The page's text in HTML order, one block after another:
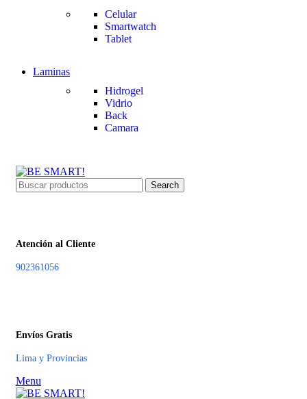
Celular
Smartwatch
Tablet
Laminas
Hidrogel
Vidrio
Back
Camara
Search
Atención al Cliente
902361056
Envíos Gratis
Lima y Provincias
Menu